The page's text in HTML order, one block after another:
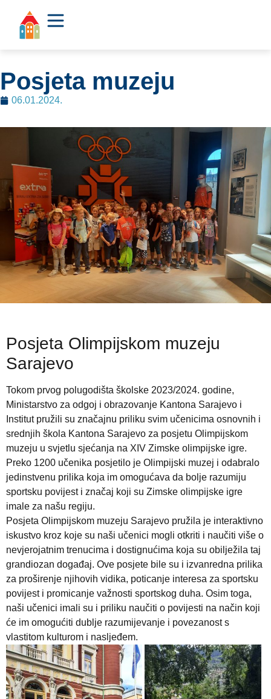
Posjeta muzeju
06.01.2024.
Posjeta Olimpijskom muzeju
Sarajevo
Tokom prvog polugodišta školske 2023/2024. godine,
Ministarstvo za odgoj i obrazovanje Kantona Sarajevo i
Institut pružili su značajnu priliku svim učenicima osnovnih i
srednjih škola Kantona Sarajevo za posjetu Olimpijskom
muzeju u svjetlu sjećanja na XIV Zimske olimpijske igre.
Preko 1200 učenika posjetilo je Olimpijski muzej i odabralo
jedinstvenu prilika koja im omogućava da bolje razumiju
sportsku povijest i značaj koji su Zimske olimpijske igre
imale za našu regiju.
Posjeta Olimpijskom muzeju Sarajevo pružila je interaktivno
iskustvo kroz koje su naši učenici mogli otkriti i naučiti više o
nevjerojatnim trenucima i dostignućima koja su obilježila taj
grandiozan događaj. Ove posjete bile su i izvanredna prilika
za proširenje njihovih vidika, poticanje interesa za sportsku
povijest i promicanje važnosti sportskog duha. Osim toga,
naši učenici imali su i priliku naučiti o povijesti na način koji
će im omogućiti dublje razumijevanje i povezanost s
vlastitom kulturom i nasljeđem.